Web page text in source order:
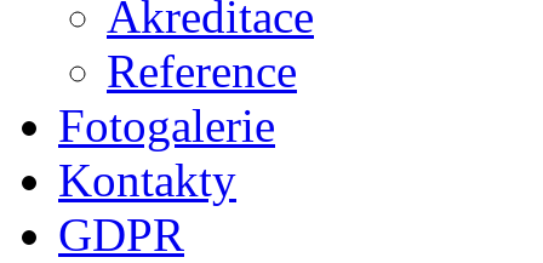
Akreditace
Reference
Fotogalerie
Kontakty
GDPR